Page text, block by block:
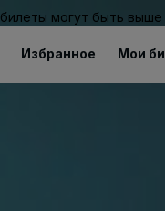
могут быть выше
Избранное Мои